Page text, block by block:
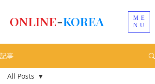
ME
NU
ONLINE-KOREA
記事
All Posts